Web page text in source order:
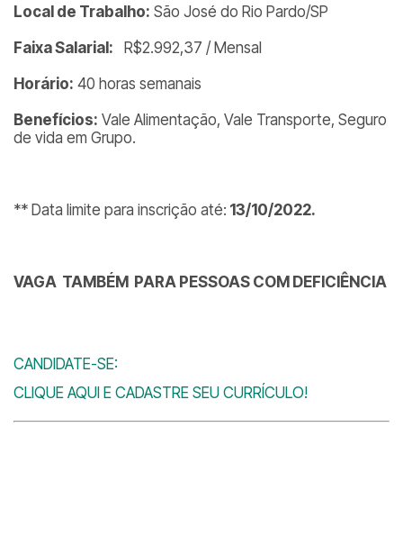
Local de Trabalho: São José do Rio Pardo/SP
Faixa Salarial: R$2.992,37 / Mensal
Horário: 40 horas semanais
Benefícios: Vale Alimentação, Vale Transporte, Seguro
de vida em Grupo.
** Data limite para inscrição até: 13/10/2022.
VAGA TAMBÉM PARA PESSOAS COM DEFICIÊNCIA
CANDIDATE-SE:
CLIQUE AQUI E CADASTRE SEU CURRÍCULO!